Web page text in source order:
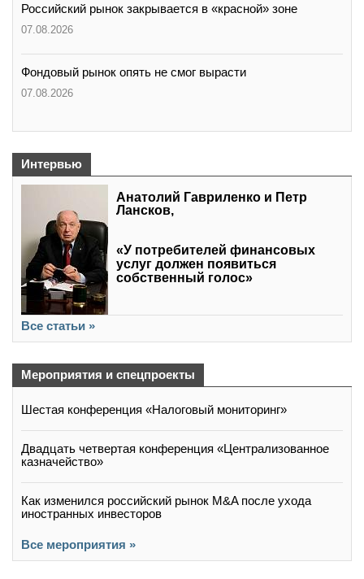
Российский рынок закрывается в «красной» зоне
07.08.2026
Фондовый рынок опять не смог вырасти
07.08.2026
Интервью
Анатолий Гавриленко и Петр
Лансков,
«У потребителей финансовых
услуг должен появиться
собственный голос»
Все статьи »
Мероприятия и спецпроекты
Шестая конференция «Налоговый мониторинг»
Двадцать четвертая конференция «Централизованное
казначейство»
Как изменился российский рынок M&A после ухода
иностранных инвесторов
Все мероприятия »